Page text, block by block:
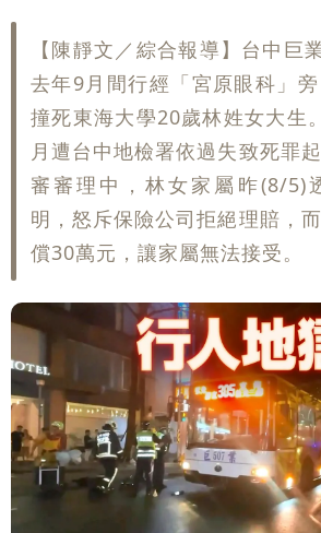
【陳靜文／綜合報導】台中巨
去年9月間行經「宮原眼科」旁
撞死東海大學20歲林姓女大生
月遭台中地檢署依過失致死罪
審審理中，林女家屬昨(8/5)
明，怒斥保險公司拒絕理賠，
償30萬元，讓家屬無法接受。